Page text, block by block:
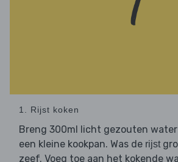
1. Rijst koken
Breng 300ml licht gezouten water
een kleine kookpan. Was de rijst
zeef. Voeg toe aan het kokende